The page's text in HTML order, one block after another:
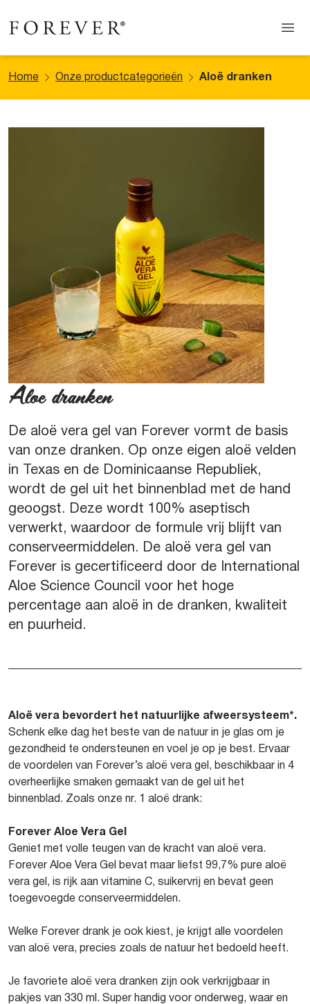
Home Onze productcategorieën Aloë dranken
Aloe dranken
De aloë vera gel van Forever vormt de basis
van onze dranken. Op onze eigen aloë velden
in Texas en de Dominicaanse Republiek,
wordt de gel uit het binnenblad met de hand
geoogst. Deze wordt 100% aseptisch
verwerkt, waardoor de formule vrij blijft van
conserveermiddelen. De aloë vera gel van
Forever is gecertificeerd door de International
Aloe Science Council voor het hoge
percentage aan aloë in de dranken, kwaliteit
en puurheid.
Aloë vera bevordert het natuurlijke afweersysteem*.
Schenk elke dag het beste van de natuur in je glas om je
gezondheid te ondersteunen en voel je op je best. Ervaar
de voordelen van Forever’s aloë vera gel, beschikbaar in 4
overheerlijke smaken gemaakt van de gel uit het
binnenblad. Zoals onze nr. 1 aloë drank:
Forever Aloe Vera Gel
Geniet met volle teugen van de kracht van aloë vera.
Forever Aloe Vera Gel bevat maar liefst 99,7% pure aloë
vera gel, is rijk aan vitamine C, suikervrij en bevat geen
toegevoegde conserveermiddelen.
Welke Forever drank je ook kiest, je krijgt alle voordelen
van aloë vera, precies zoals de natuur het bedoeld heeft.
Je favoriete aloë vera dranken zijn ook verkrijgbaar in
pakjes van 330 ml. Super handig voor onderweg, waar en